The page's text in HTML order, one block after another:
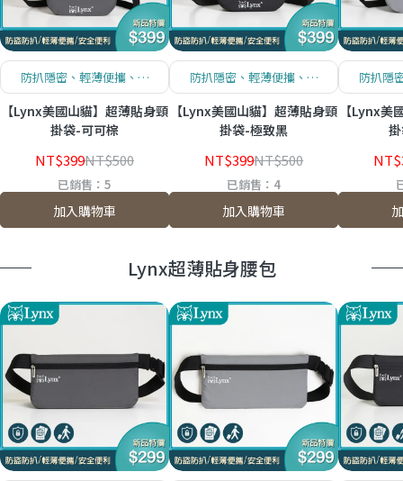
防扒隱密、輕薄便攜、安
全便利
【Lynx美國山貓】超薄貼身頸
掛袋-可可棕
NT$399NT$500
已銷售：5
加入購物車
防扒隱密、輕薄便攜、安
全便利
【Lynx美國山貓】超薄貼身頸
掛袋-極致黑
NT$399NT$500
已銷售：4
加入購物車
防扒隱
【Lynx美
Lynx超薄貼身腰包